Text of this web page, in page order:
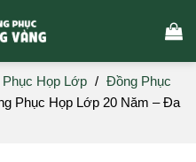
Họp Lớp / Đồng Phục
Phục Họp Lớp 20 Năm – Đa